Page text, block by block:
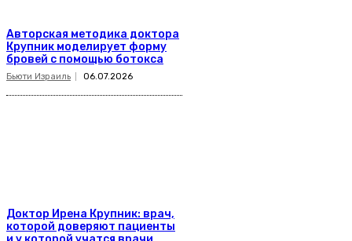
Авторская методика доктора
Крупник моделирует форму
бровей с помощью ботокса
Бьюти Израиль 06.07.2026
Доктор Ирена Крупник: врач,
которой доверяют пациенты